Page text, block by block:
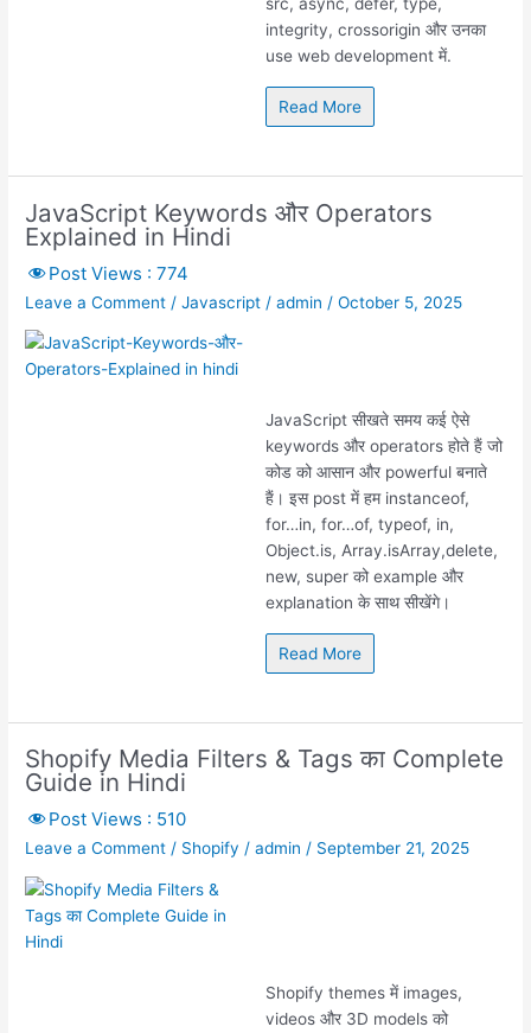
src, async, defer, type,
integrity, crossorigin और उनका
use web development में.
Read More
JavaScript Keywords और Operators
Explained in Hindi
Post Views :774
Leave a Comment /Javascript /admin /October 5, 2025
JavaScript सीखते समय कई ऐसे
keywords और operators होते हैं जो
कोड को आसान और powerful बनाते
हैं। इस post में हम instanceof,
for…in, for…of, typeof, in,
Object.is, Array.isArray,delete,
new, super को example और
explanation के साथ सीखेंगे।
Read More
Shopify Media Filters & Tags का Complete
Guide in Hindi
Post Views : 510
Leave a Comment / Shopify /admin/ September 21, 2025
Shopify themes में images,
videos और 3D models को